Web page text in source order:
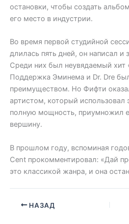
остановки, чтобы создать
его место в индустрии.
Во время первой студийной
длилась пять дней, он написал и
Среди них был неувядаемый хит
Поддержка Эминема и Dr. Dre
преимуществом. Но Фифти
артистом, который использовал
полную мощность, приумножил
вершину.
В прошлом году, вспоминая
Cent прокомментировал: «Дай
это классикой жанра, и она
НАЗАД